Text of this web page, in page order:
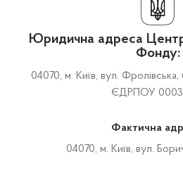
Юридична адреса
Фонду:
04070, м. Київ, вул.
ЄДРПОУ
Фактична
04070, м. Київ, вул.